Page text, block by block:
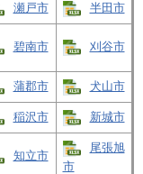
瀬戸市 半田市
碧南市 刈谷市
蒲郡市 犬山市
稲沢市 新城市
知立市
尾張旭
市